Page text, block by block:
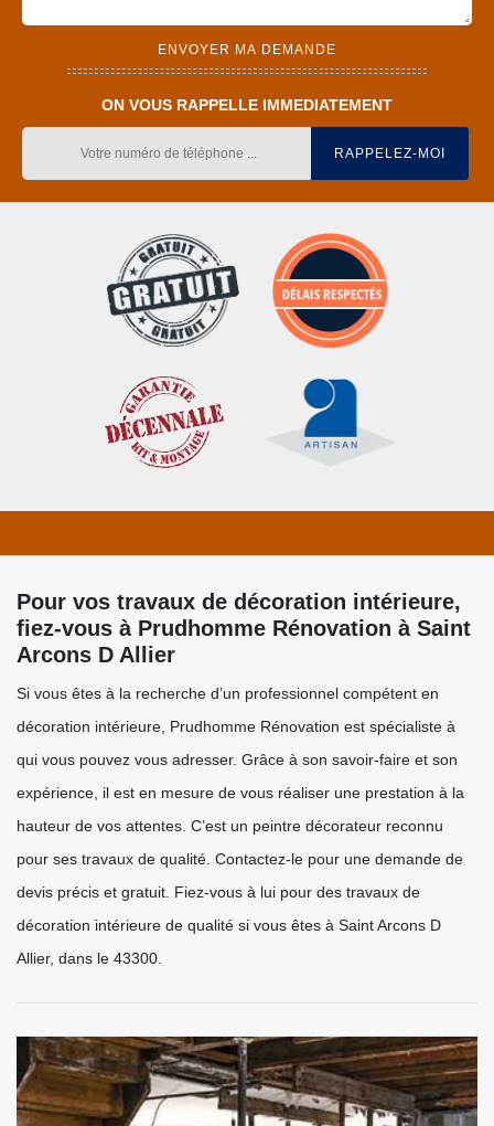
ON VOUS RAPPELLE IMMEDIATEMENT
Pour vos travaux de décoration intérieure,
fiez-vous à Prudhomme Rénovation à Saint
Arcons D Allier
Si vous êtes à la recherche d’un professionnel compétent en
décoration intérieure, Prudhomme Rénovation est spécialiste à
qui vous pouvez vous adresser. Grâce à son savoir-faire et son
expérience, il est en mesure de vous réaliser une prestation à la
hauteur de vos attentes. C’est un peintre décorateur reconnu
pour ses travaux de qualité. Contactez-le pour une demande de
devis précis et gratuit. Fiez-vous à lui pour des travaux de
décoration intérieure de qualité si vous êtes à Saint Arcons D
Allier, dans le 43300.